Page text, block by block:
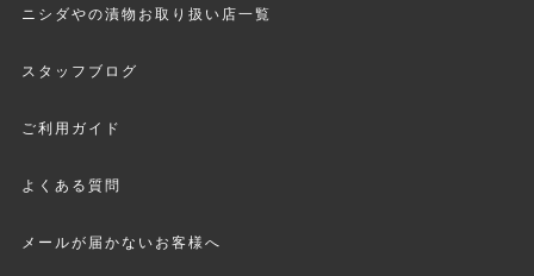
ニシダやの漬物お取り扱い店一覧
スタッフブログ
ご利用ガイド
よくある質問
メールが届かないお客様へ